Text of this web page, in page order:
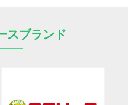
スブランド